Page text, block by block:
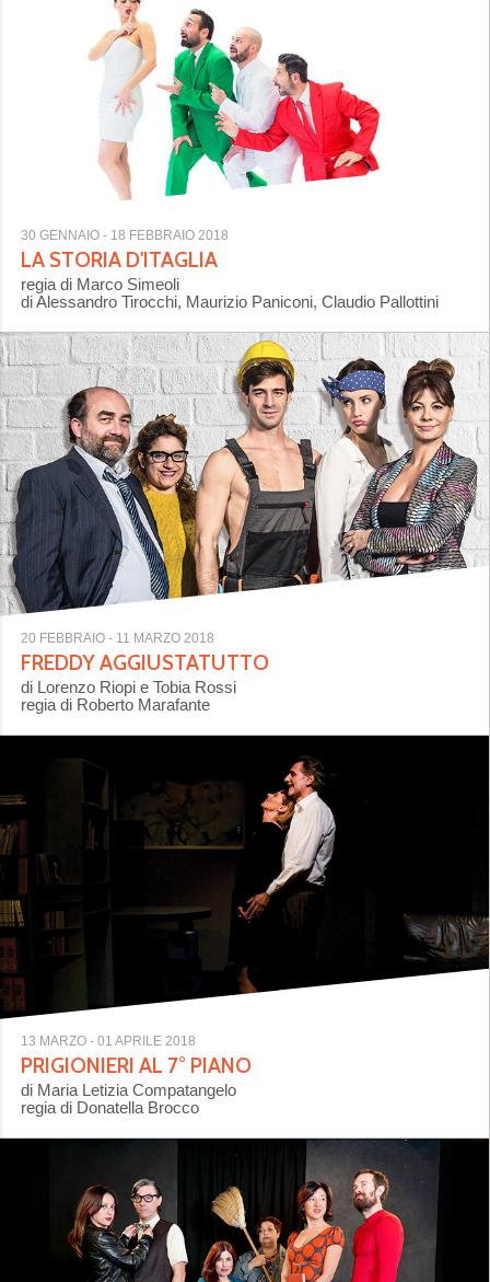
30 GENNAIO - 18 FEBBRAIO 2018
LA STORIA D'ITAGLIA
regia di Marco Simeoli
di Alessandro Tirocchi, Maurizio Paniconi, Claudio Pallottini
20 FEBBRAIO - 11 MARZO 2018
FREDDY AGGIUSTATUTTO
di Lorenzo Riopi e Tobia Rossi
regia di Roberto Marafante
13 MARZO - 01 APRILE 2018
PRIGIONIERI AL 7° PIANO
di Maria Letizia Compatangelo
regia di Donatella Brocco